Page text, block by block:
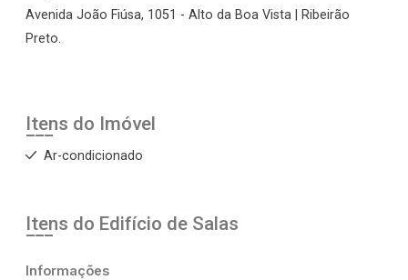
Avenida João Fiúsa, 1051 - Alto da Boa Vista | Ribeirão
Preto.
Itens do Imóvel
Ar-condicionado
Itens do Edifício de Salas
Informações